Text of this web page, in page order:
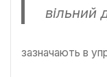
вільний
зазначають в